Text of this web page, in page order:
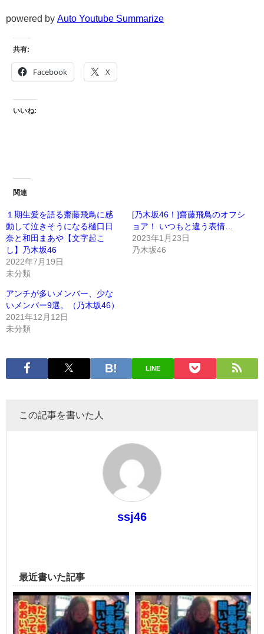
powered by Auto Youtube Summarize
共有:
Facebook X
いいね:
関連
１期生愛を語る齋藤飛鳥に感
動して泣きそうになる樋口日
奈と和田まあや【文字起こ
し】乃木坂46
2022年7月19日
未分類
[乃木坂46！]齋藤飛鳥のオフシ
ョア！ いつもと違う表情…
2023年1月23日
乃木坂46
アンチが多いメンバー、少な
いメンバー9選。（乃木坂46）
2021年12月12日
未分類
LINE
この記事を書いた人
ssj46
最近書いた記事